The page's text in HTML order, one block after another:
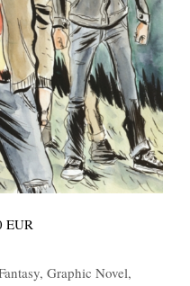
EUR
, Graphic Novel,